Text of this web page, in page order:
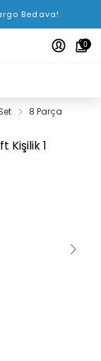
Bedava!
0
8 Parça